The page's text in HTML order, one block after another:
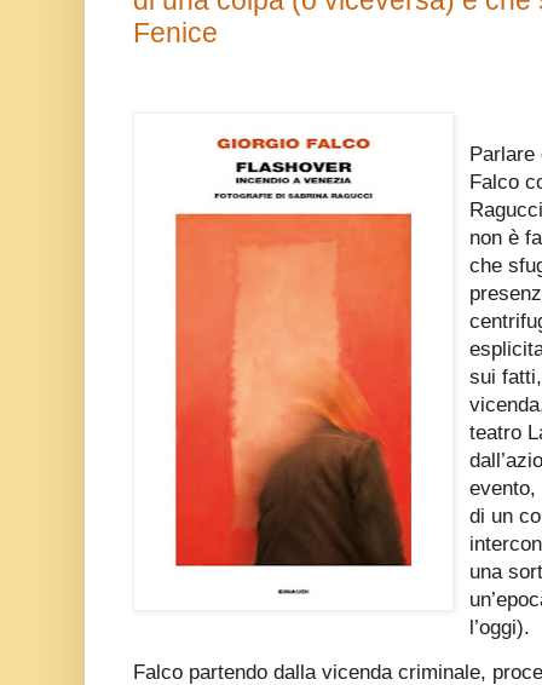
Fenice
Parlare
Falco
non è
che
sui
teatro
evento,
di un
una
l’oggi).
Falco partendo dalla vicenda criminale,